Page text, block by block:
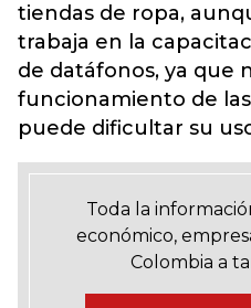
tiendas de ropa,
trabaja en la
de datáfonos, ya que
funcionamiento de
puede dificultar su
Toda la
económico,
Colombia a